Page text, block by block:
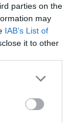
parties on the
may
IAB’s List of
it to other